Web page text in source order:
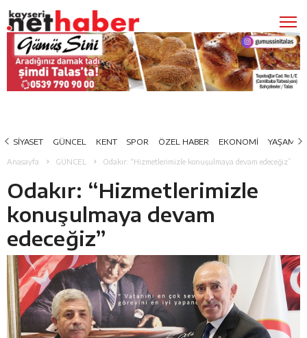
SİYASET GÜNCEL KENT SPOR ÖZEL HABER EKONOMİ YAŞAM
Anasayfa GÜNCEL Odakır: “Hizmetlerimizle konuşulmaya devam edeceğiz”
Odakır: “Hizmetlerimizle
konuşulmaya devam
edeceğiz”